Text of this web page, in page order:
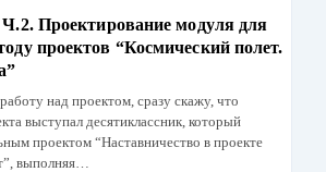
Ч.2. Проектирование модуля для
проектов “Космический полет.
над проектом, сразу скажу, что
выступал десятиклассник, который
проектом “Наставничество в проекте
выполняя…